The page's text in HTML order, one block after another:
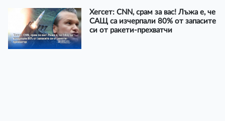
Хегсет: CNN, срам за вас! Лъжа е, че
САЩ са изчерпали 80% от запасите
си от ракети-прехватчи